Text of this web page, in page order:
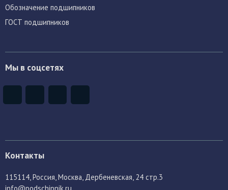
Обозначение подшипников
ГОСТ подшипников
Мы в соцсетях
Контакты
115114 , Россия, Москва, Дербеневская, 24 стр.3
info@podschipnik.ru